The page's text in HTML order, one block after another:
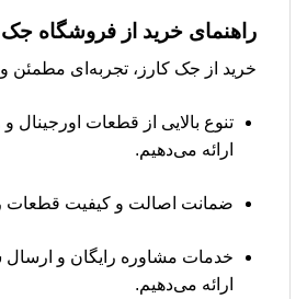
راهنمای خرید از فروشگاه جک
خرید از جک کارز، تجربه‌ای
تنوع بالایی از قطعات اورجینال و
ارائه می‌دهیم.
ضمانت اصالت و کیفیت قطعات
خدمات مشاوره رایگان و ارسال
ارائه می‌دهیم.